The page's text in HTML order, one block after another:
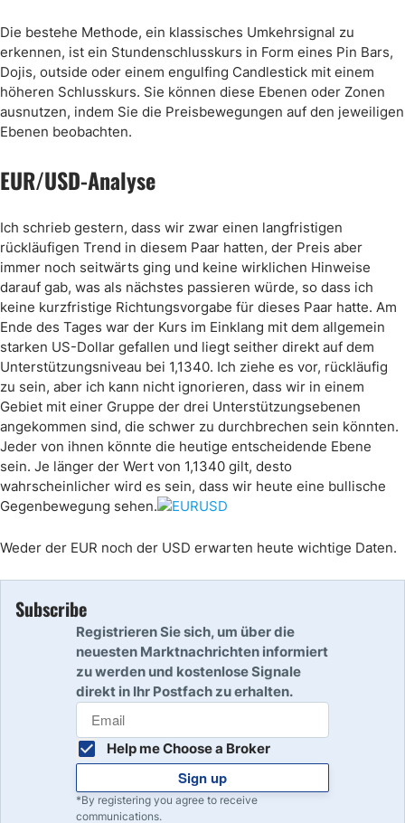
Die bestehe Methode, ein klassisches Umkehrsignal zu
erkennen, ist ein Stundenschlusskurs in Form eines Pin Bars,
Dojis, outside oder einem engulfing Candlestick mit einem
höheren Schlusskurs. Sie können diese Ebenen oder Zonen
ausnutzen, indem Sie die Preisbewegungen auf den jeweiligen
Ebenen beobachten.
EUR/USD-Analyse
Ich schrieb gestern, dass wir zwar einen langfristigen
rückläufigen Trend in diesem Paar hatten, der Preis aber
immer noch seitwärts ging und keine wirklichen Hinweise
darauf gab, was als nächstes passieren würde, so dass ich
keine kurzfristige Richtungsvorgabe für dieses Paar hatte. Am
Ende des Tages war der Kurs im Einklang mit dem allgemein
starken US-Dollar gefallen und liegt seither direkt auf dem
Unterstützungsniveau bei 1,1340. Ich ziehe es vor, rückläufig
zu sein, aber ich kann nicht ignorieren, dass wir in einem
Gebiet mit einer Gruppe der drei Unterstützungsebenen
angekommen sind, die schwer zu durchbrechen sein könnten.
Jeder von ihnen könnte die heutige entscheidende Ebene
sein. Je länger der Wert von 1,1340 gilt, desto
wahrscheinlicher wird es sein, dass wir heute eine bullische
Gegenbewegung sehen.
Weder der EUR noch der USD erwarten heute wichtige Daten.
Subscribe
Registrieren Sie sich, um über die
neuesten Marktnachrichten informiert
zu werden und kostenlose Signale
direkt in Ihr Postfach zu erhalten.
Help me Choose a Broker
Sign up
*By registering you agree to receive
communications.